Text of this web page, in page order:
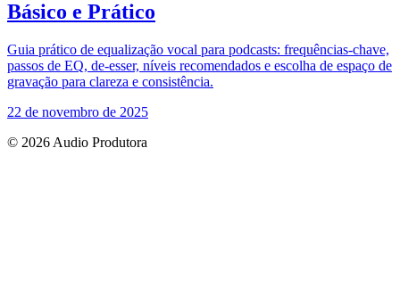
Básico e Prático
Guia prático de equalização vocal para podcasts: frequências-chave,
passos de EQ, de-esser, níveis recomendados e escolha de espaço de
gravação para clareza e consistência.
22 de novembro de 2025
© 2026 Audio Produtora